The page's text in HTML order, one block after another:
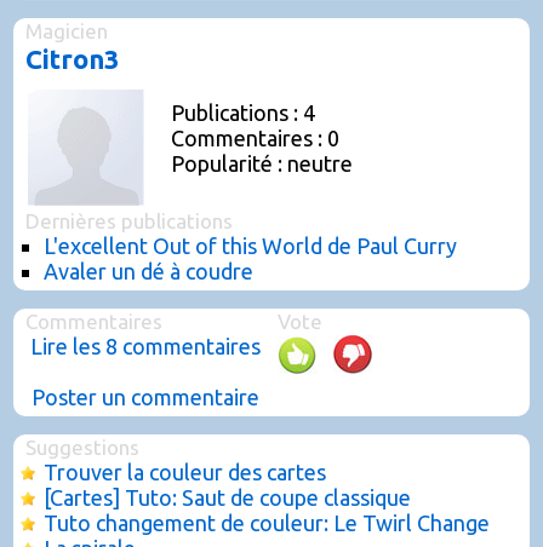
Magicien
Citron3
Publications : 4
Commentaires : 0
Popularité : neutre
Dernières publications
L'excellent Out of this World de Paul Curry
Avaler un dé à coudre
Commentaires
Lire les 8 commentaires
Poster un commentaire
Vote
Suggestions
Trouver la couleur des cartes
[Cartes] Tuto: Saut de coupe classique
Tuto changement de couleur: Le Twirl Change